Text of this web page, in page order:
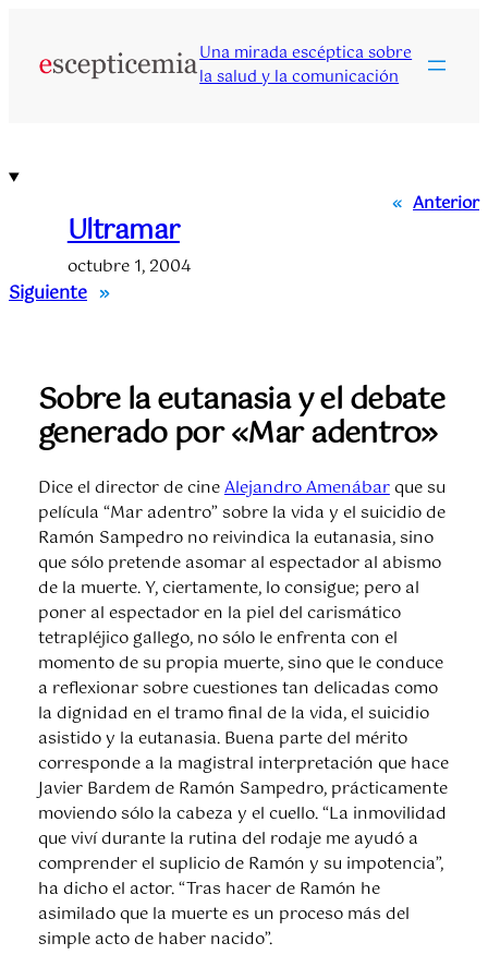
contenido
Una mirada escéptica sobre
la salud y la comunicación
« Anterior
Ultramar
octubre 1, 2004
Siguiente »
Sobre la eutanasia y el debate
generado por «Mar adentro»
Dice el director de cineAlejandro Amenábarque su
película “Mar adentro” sobre la vida y el suicidio de
Ramón Sampedro no reivindica la eutanasia, sino
que sólo pretende asomar al espectador al abismo
de la muerte. Y, ciertamente, lo consigue; pero al
poner al espectador en la piel del carismático
tetrapléjico gallego, no sólo le enfrenta con el
momento de su propia muerte, sino que le conduce
a reflexionar sobre cuestiones tan delicadas como
la dignidad en el tramo final de la vida, el suicidio
asistido y la eutanasia. Buena parte del mérito
corresponde a la magistral interpretación que hace
Javier Bardem de Ramón Sampedro, prácticamente
moviendo sólo la cabeza y el cuello. “La inmovilidad
que viví durante la rutina del rodaje me ayudó a
comprender el suplicio de Ramón y su impotencia”,
ha dicho el actor. “Tras hacer de Ramón he
asimilado que la muerte es un proceso más del
simple acto de haber nacido”.